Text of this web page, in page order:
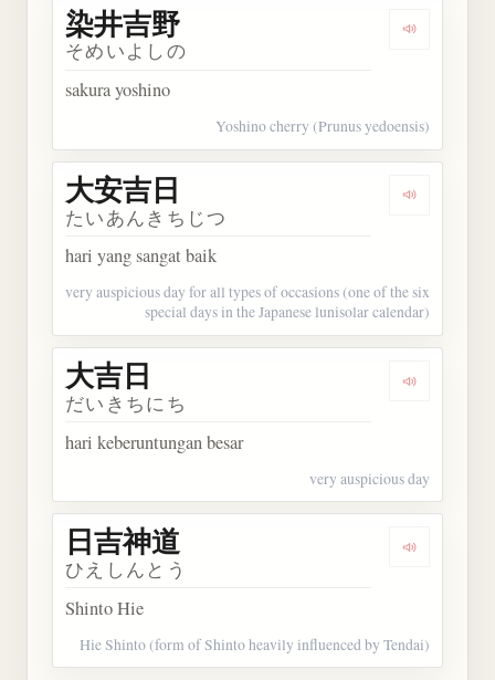
Dengarkan
染井吉野
そめいよしの
sakura yoshino
Yoshino cherry (Prunus yedoensis)
Dengarkan
大安吉日
たいあんきちじつ
hari yang sangat baik
very auspicious day for all types of occasions (one of the six
special days in the Japanese lunisolar calendar)
Dengarkan
大吉日
だいきちにち
hari keberuntungan besar
very auspicious day
Dengarkan
日吉神道
ひえしんとう
Shinto Hie
Hie Shinto (form of Shinto heavily influenced by Tendai)